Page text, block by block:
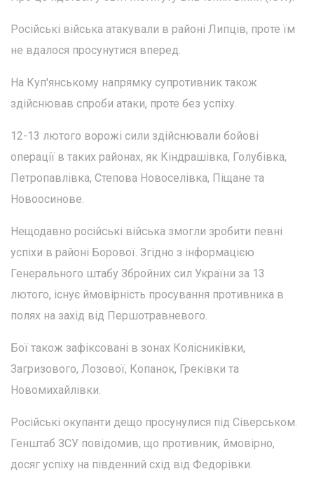
Російські війська атакували в районі Липців, проте їм
не вдалося просунутися вперед.
На Куп'янському напрямку супротивник також
здійснював спроби атаки, проте без успіху.
12-13 лютого ворожі сили здійснювали бойові
операції в таких районах, як Кіндрашівка, Голубівка,
Петропавлівка, Степова Новоселівка, Піщане та
Новоосинове.
Нещодавно російські війська змогли зробити певні
успіхи в районі Борової. Згідно з інформацією
Генерального штабу Збройних сил України за 13
лютого, існує ймовірність просування противника в
полях на захід від Першотравневого.
Бої також зафіксовані в зонах Колісниківки,
Загризового, Лозової, Копанок, Греківки та
Новомихайлівки.
Російські окупанти дещо просунулися під Сіверськом.
Генштаб ЗСУ повідомив, що противник, ймовірно,
досяг успіху на південний схід від Федорівки.